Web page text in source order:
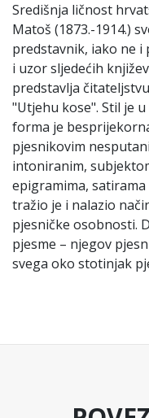
Središnja ličnost
Matoš (1873.-1914.)
predstavnik, iako ne
i uzor sljedećih
predstavlja
"Utjehu kose". Stil je
forma je
pjesnikovim
intoniranim,
epigramima,
tražio je i nalazio
pjesničke osobnosti.
pjesme – njegov
svega oko stotinjak